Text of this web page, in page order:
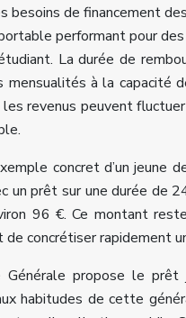
besoins de financement
performant pour
La durée de
mensualités à la capacité
revenus peuvent
concret d’un
un prêt sur une durée de
96 €. Ce montant
concrétiser rapidement
Générale propose le prêt
habitudes de cette